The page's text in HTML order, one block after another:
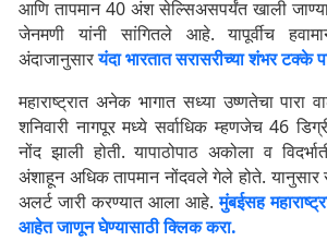
आणि तापमान 40 अंश सेल्सिअसपर्यंत खाली
जेनमणी यांनी सांगितले आहे. यापूर्वीच
अंदाजानुसारयंदा भारतात सरासरीच्या शंभर टक्के
महाराष्ट्रात अनेक भागात सध्या उष्णतेचा
शनिवारी नागपूर मध्ये सर्वाधिक म्हणजेच 46
नोंद झाली होती. यापाठोपाठ अकोला व
अंशाहून अधिक तापमान नोंदवले गेले होते. यानुसार
अलर्ट जारी करण्यात आला आहे.मुंबईसह
आहेत जाणून घेण्यासाठी क्लिक करा.